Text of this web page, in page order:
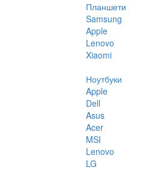
Планшети
Samsung
Apple
Lenovo
Xiaomi
Ноутбуки
Apple
Dell
Asus
Acer
MSI
Lenovo
LG